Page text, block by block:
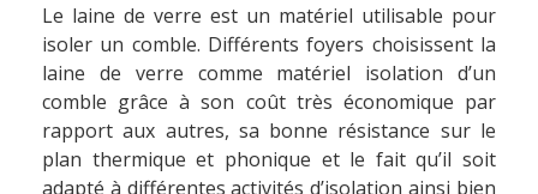
Le laine de verre est un matériel utilisable pour
isoler un comble. Différents foyers choisissent la
laine de verre comme matériel isolation d’un
comble grâce à son coût très économique par
rapport aux autres, sa bonne résistance sur le
plan thermique et phonique et le fait qu’il soit
adapté à différentes activités d’isolation ainsi bien